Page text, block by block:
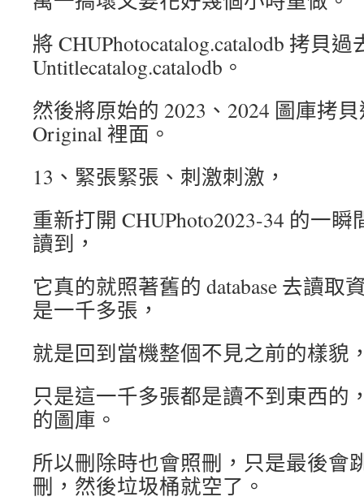
將 CHUPhotocatalog.catalodb 拷貝
Untitlecatalog.catalodb。
然後將原始的 2023、2024 圖庫拷
Original 裡面。
13、緊張緊張、刺激刺激，
重新打開 CHUPhoto2023-34 的一
讀到，
它真的就照著舊的 database 去讀取
是一千多張，
就是回到當機整個不見之前的樣貌
只是這一千多張都是讀不到東西的
的圖庫。
所以刪除時也會照刪，只是最後會
刪，然後垃圾桶就空了。